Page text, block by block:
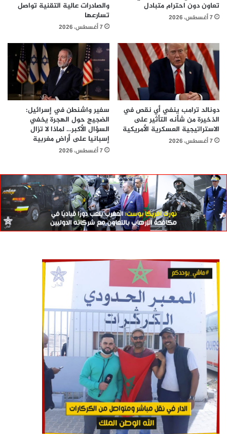
تعاون دون احترام متبادل
7 أغسطس، 2026
والصادرات عالية التقنية تواصل
تسارعها
7 أغسطس، 2026
دونالد ترامب ينفي أي نقص في
الذخيرة من شأنه التأثير على
الاستراتيجية العسكرية الأمريكية
7 أغسطس، 2026
سفير واشنطن في إسرائيل:
الضجيج حول الهجرة يخفي
السؤال الأكبر… لماذا لا تزال
إسبانيا على أراضٍ مغربية
7 أغسطس، 2026